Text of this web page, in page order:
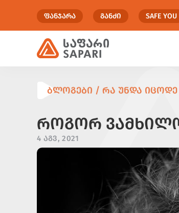
ᲤᲐᲜᲯᲐᲠᲐ ᲒᲐᲜᲫᲘ SAFE YOU
ᲑᲚᲝᲒᲔᲑᲘ / ᲠᲐ ᲣᲜᲓᲐ
ᲠᲝᲒᲝᲠ
4 ᲐᲒᲕ, 2021